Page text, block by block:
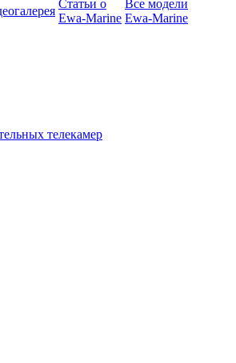
Статьи о
Ewa-Marine
Все модели
Ewa-Marine
телекамер